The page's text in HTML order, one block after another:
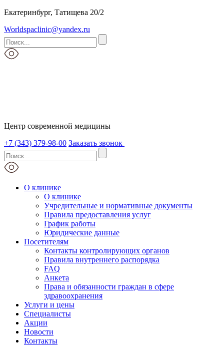
Екатеринбург, Татищева 20/2
Worldspaclinic@yandex.ru
Центр современной медицины
+7 (343) 379-98-00 Заказать звонок
О клинике
О клинике
Учредительные и нормативные документы
Правила предоставления услуг
График работы
Юридические данные
Посетителям
Контакты контролирующих органов
Правила внутреннего распорядка
FAQ
Анкета
Права и обязанности граждан в сфере
здравоохранения
Услуги и цены
Специалисты
Акции
Новости
Контакты